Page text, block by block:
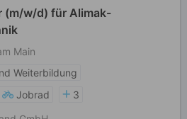
(m/w/d) für Alimak-
Main
Weiterbildung
Jobrad
3